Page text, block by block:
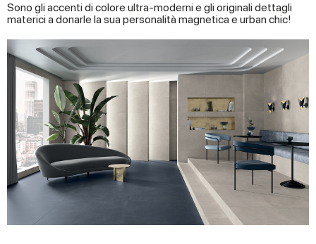
Sono gli accenti di colore ultra-moderni e gli originali dettagli
materici a donarle la sua personalità magnetica e urban chic!